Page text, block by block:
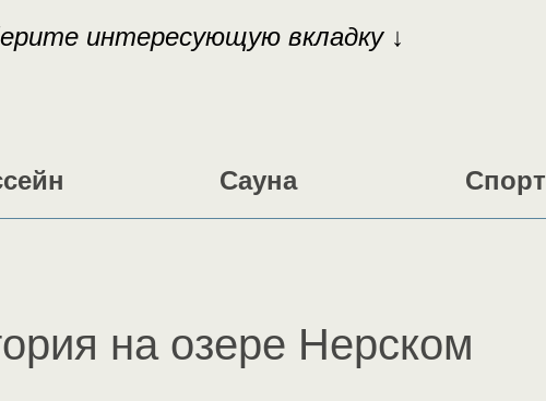
интересующую вкладку ↓
Сауна Спорт
на озере Нерском